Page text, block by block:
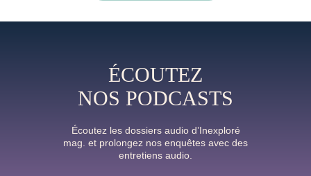
ÉCOUTEZ
NOS PODCASTS
Écoutez les dossiers audio d’Inexploré
mag. et prolongez nos enquêtes avec des
entretiens audio.